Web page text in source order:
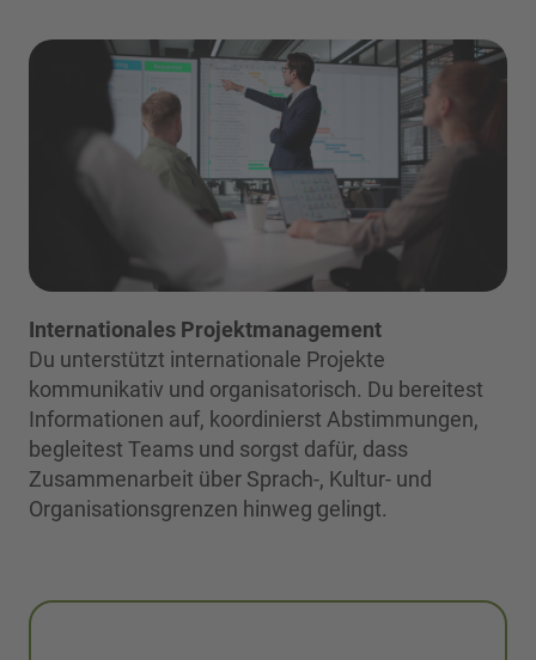
Internationales Projektmanagement
Du unterstützt internationale Projekte
kommunikativ und organisatorisch. Du bereitest
Informationen auf, koordinierst Abstimmungen,
begleitest Teams und sorgst dafür, dass
Zusammenarbeit über Sprach-, Kultur- und
Organisationsgrenzen hinweg gelingt.